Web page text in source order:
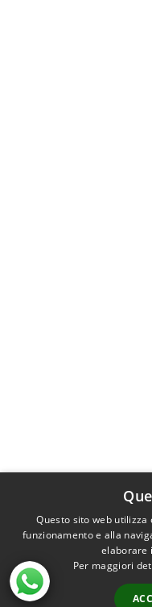
Questo sito web
funzionamento e alla
elaborare
Per maggiori